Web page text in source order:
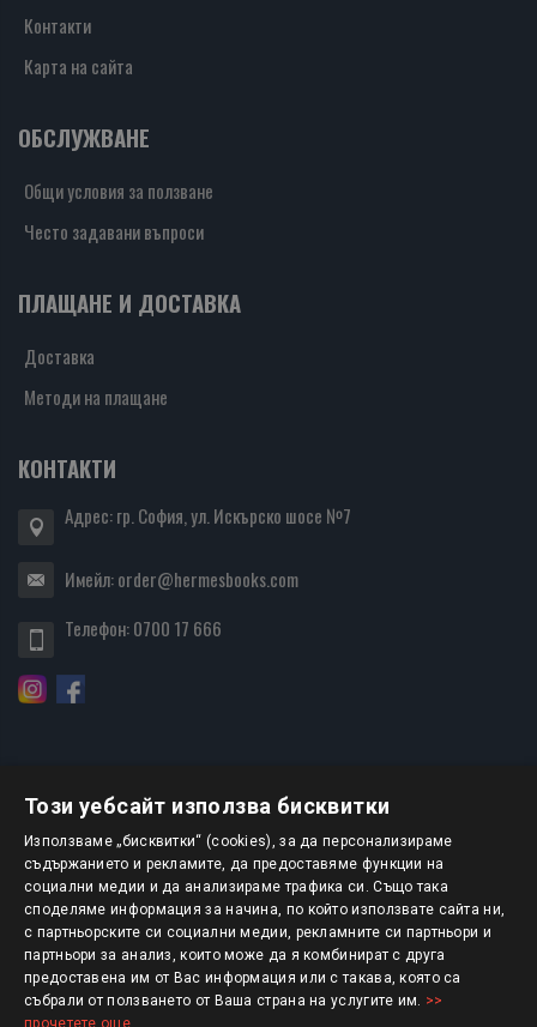
Контакти
Карта на сайта
ОБСЛУЖВАНЕ
Общи условия за ползване
Често задавани въпроси
ПЛАЩАНЕ И ДОСТАВКА
Доставка
Методи на плащане
КОНТАКТИ
Адрес: гр. София, ул. Искърско шосе №7
Имейл:order@hermesbooks.com
Телефон:0700 17 666
БЮЛЕТИН
АБОНИРАНЕ
Авторско право © 2025 HERMESBOOKS.BG
Този уебсайт използва бисквитки
Използваме „бисквитки“ (cookies), за да персонализираме
съдържанието и рекламите, да предоставяме функции на
социални медии и да анализираме трафика си. Също така
споделяме информация за начина, по който използвате сайта ни,
с партньорските си социални медии, рекламните си партньори и
партньори за анализ, които може да я комбинират с друга
предоставена им от Вас информация или с такава, която са
събрали от ползването от Ваша страна на услугите им. >>
прочетете още